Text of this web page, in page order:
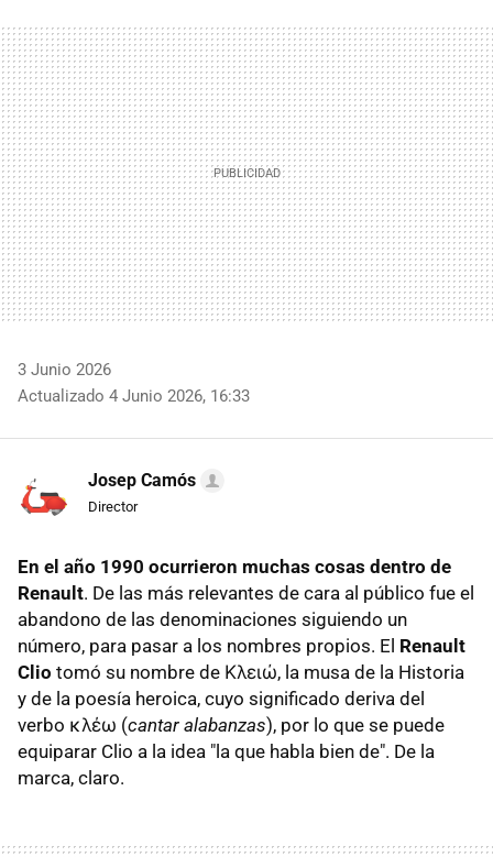
MAIL
3 Junio 2026
Actualizado 4 Junio 2026, 16:33
Josep Camós
Director
En el año 1990 ocurrieron muchas cosas dentro de
Renault. De las más relevantes de cara al público fue el
abandono de las denominaciones siguiendo un
número, para pasar a los nombres propios. El Renault
Clio tomó su nombre de Κλειώ, la musa de la Historia
y de la poesía heroica, cuyo significado deriva del
verbo κλέω (cantar alabanzas), por lo que se puede
equiparar Clio a la idea "la que habla bien de". De la
marca, claro.